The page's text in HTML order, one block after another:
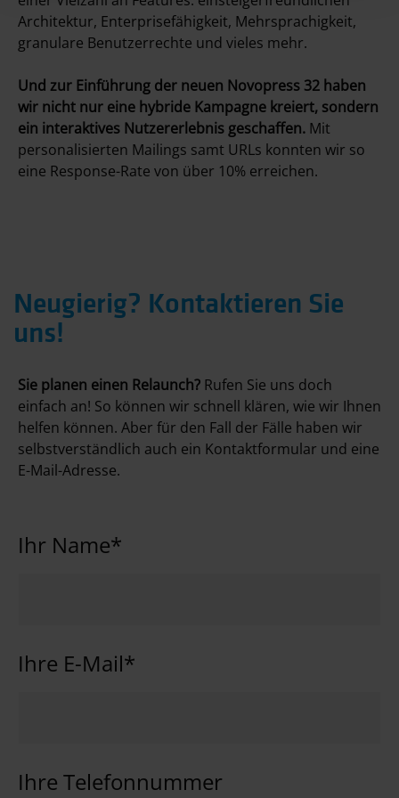
Architektur, Enterprisefähigkeit, Mehrsprachigkeit,
granulare Benutzerrechte und vieles mehr.
Und zur Einführung der neuen Novopress 32 haben
wir nicht nur eine hybride Kampagne kreiert, sondern
ein interaktives Nutzererlebnis geschaffen. Mit
personalisierten Mailings samt URLs konnten wir so
eine Response-Rate von über 10% erreichen.
Neugierig? Kontaktieren Sie
uns!
Sie planen einen Relaunch? Rufen Sie uns doch
einfach an! So können wir schnell klären, wie wir Ihnen
helfen können. Aber für den Fall der Fälle haben wir
selbstverständlich auch ein Kontaktformular und eine
E-Mail-Adresse.
Ihr Name*
Ihre E-Mail*
Ihre Telefonnummer